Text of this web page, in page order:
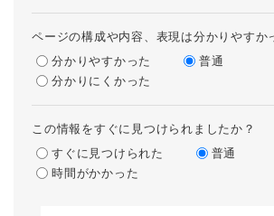
ページの構成や内容、表現は分かりやすか
分かりやすかった
普通
分かりにくかった
この情報をすぐに見つけられましたか？
すぐに見つけられた
普通
時間がかかった